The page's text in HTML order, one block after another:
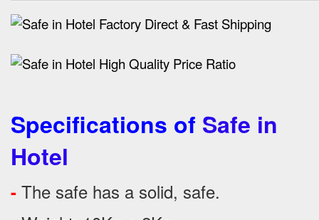
Specifications of Safe in
Hotel
- The safe has a solid, safe.